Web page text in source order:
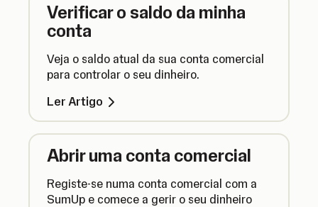
Verificar o saldo da minha
conta
Veja o saldo atual da sua conta comercial
para controlar o seu dinheiro.
Ler Artigo
Abrir uma conta comercial
Registe-se numa conta comercial com a
SumUp e comece a gerir o seu dinheiro